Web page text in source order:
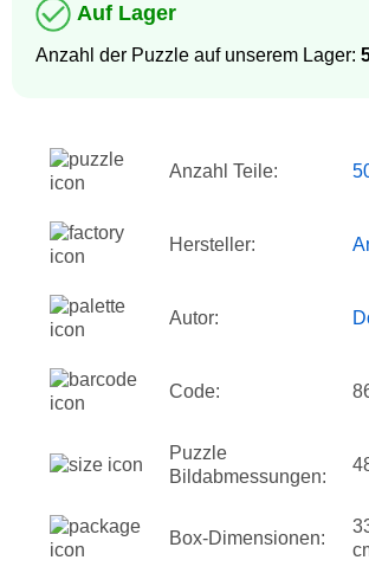
Auf Lager
Anzahl der Puzzle auf unserem Lager:
Anzahl Teile:
Hersteller:
Autor:
Code:
Puzzle
Bildabmessungen:
Box-Dimensionen: